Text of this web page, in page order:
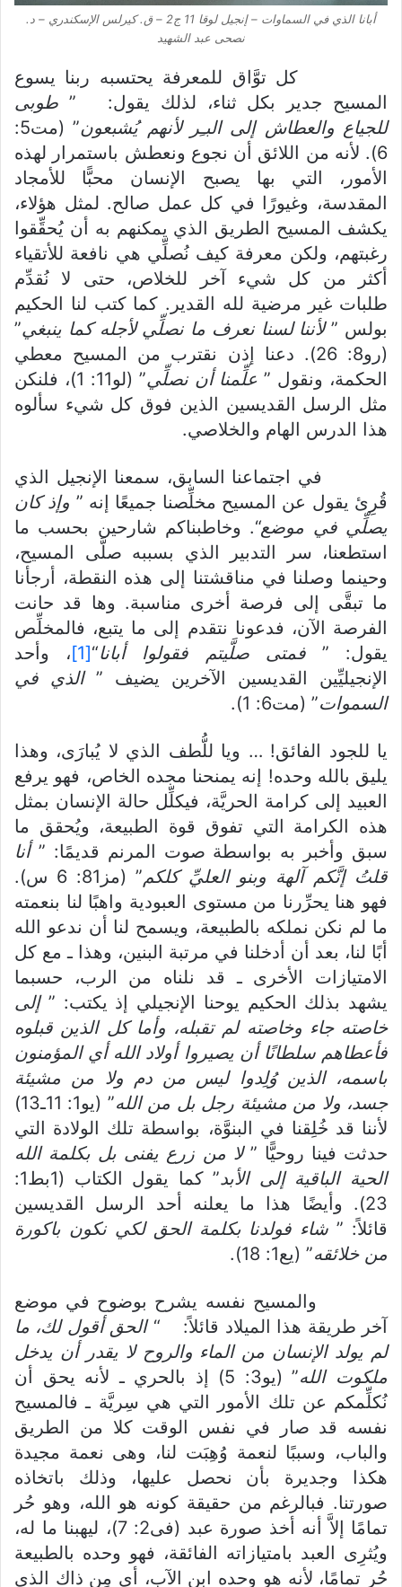
أبانا الذي في السماوات – إنجيل لوقا 11 ج2 – ق. كيرلس الإسكندري – د.
نصحى عبد الشهيد
كل توَّاق للمعرفة يحتسبه ربنا يسوع
المسيح جدير بكل ثناء، لذلك يقول: ” طوبى
للجياع والعطاش إلى البـِر لأنهم يُشبعون
” (مت5:
6). لأنه من اللائق أن نجوع ونعطش باستمرار لهذه
الأمور، التي بها يصبح الإنسان محبًّا للأمجاد
المقدسة، وغيورًا في كل عمل صالح. لمثل هؤلاء،
يكشف المسيح الطريق الذي يمكنهم به أن يُحقِّقوا
رغبتهم، ولكن معرفة كيف نُصلِّي هي نافعة للأتقياء
أكثر من كل شيء آخر للخلاص، حتى لا نُقدِّم
طلبات غير مرضية لله القدير. كما كتب لنا الحكيم
بولس ”لأننا لسنا نعرف ما نصلِّي لأجله كما ينبغي”
(رو8: 26). دعنا إذن نقترب من المسيح معطي
الحكمة، ونقول ” علِّمنا أن نصلِّي
” (لو11: 1)، فلنكن
مثل الرسل القديسين الذين فوق كل شيء سألوه
هذا الدرس الهام والخلاصي.
في اجتماعنا السابق، سمعنا الإنجيل الذي
قُرِئ يقول عن المسيح مخلِّصنا جميعًا إنه ” وإذ كان
يصلِّي في موضع“. وخاطبناكم شارحين بحسب ما
استطعنا، سر التدبير الذي بسببه صلَّى المسيح،
وحينما وصلنا في مناقشتنا إلى هذه النقطة، أرجأنا
ما تبقَّى إلى فرصة أخرى مناسبة. وها قد حانت
الفرصة الآن، فدعونا نتقدم إلى ما يتبع، فالمخلِّص
يقول: ”فمتى صلَّيتم فقولوا أبانا“
[1]
، وأحد
الإنجيليِّين القديسين الآخرين يضيف ”الذي في
السموات” (مت6: 1).
يا للجود الفائق! … ويا للُّطف الذي لا يُبارَى، وهذا
يليق بالله وحده! إنه يمنحنا مجده الخاص، فهو يرفع
العبيد إلى كرامة الحريَّة، فيكلِّل حالة الإنسان بمثل
هذه الكرامة التي تفوق قوة الطبيعة، ويُحقق ما
سبق وأخبر به بواسطة صوت المرنم قديمًا: ”أنا
قلتُ إنَّكم آلهة وبنو العليِّ كلكم
” (مز81: 6 س).
فهو هنا يحرِّرنا من مستوى العبودية واهبًا لنا بنعمته
ما لم نكن نملكه بالطبيعة، ويسمح لنا أن ندعو الله
أبًا لنا، بعد أن أدخلنا في مرتبة البنين، وهذا ـ مع كل
الامتيازات الأخرى ـ قد نلناه من الرب، حسبما
يشهد بذلك الحكيم يوحنا الإنجيلي إذ يكتب: ”إلى
خاصته جاء وخاصته لم تقبله، وأما كل الذين قبلوه
فأعطاهم سلطانًا أن يصيروا أولاد الله أي المؤمنون
باسمه، الذين وُلِدوا ليس من دم ولا من مشيئة
جسد، ولا من مشيئة رجل بل من الله
” (يو1: 11ـ13)
لأننا قد خُلِقنا في البنوَّة، بواسطة تلك الولادة التي
حدثت فينا روحيًّا ”لا من زرع يفنى بل بكلمة الله
الحية الباقية إلى الأبد
” كما يقول الكتاب (1بط1:
23). وأيضًا هذا ما يعلنه أحد الرسل القديسين
قائلاً: ” شاء فولدنا بكلمة الحق لكي نكون باكورة
من خلائقه” (يع1: 18).
والمسيح نفسه يشرح بوضوح في موضع
آخر طريقة هذا الميلاد قائلاً: “ الحق أقول لك، ما
لم يولد الإنسان من الماء والروح لا يقدر أن يدخل
ملكوت الله
” (يو3: 5) إذ بالحري ـ لأنه يحق أن
نُكلِّمكم عن تلك الأمور التي هي سِريَّة ـ فالمسيح
نفسه قد صار في نفس الوقت كلا من الطريق
والباب، وسببًا لنعمة وُهِبَت لنا، وهى نعمة مجيدة
هكذا وجديرة بأن نحصل عليها، وذلك باتخاذه
صورتنا. فبالرغم من حقيقة كونه هو الله، وهو حُر
تمامًا إلاَّ أنه أخذ صورة عبد (فى2: 7)، ليهبنا ما له،
ويُثرِى العبد بامتيازاته الفائقة، فهو وحده بالطبيعة
حُر تمامًا، لأنه هو وحده ابن الآب، أي مِن ذاك الذي